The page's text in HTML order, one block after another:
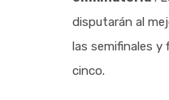
disputarán al
las semifinales y
cinco.